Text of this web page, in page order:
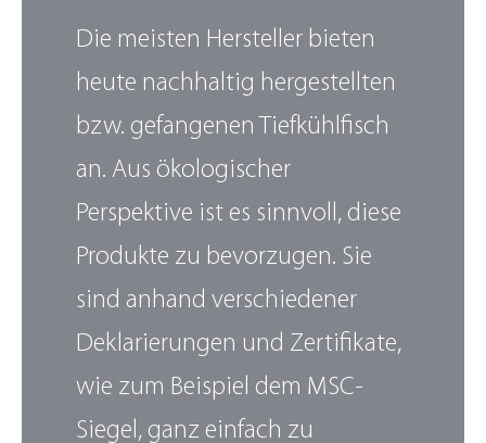
Die meisten Hersteller bieten
heute nachhaltig hergestellten
bzw. gefangenen Tiefkühlfisch
an. Aus ökologischer
Perspektive ist es sinnvoll, diese
Produkte zu bevorzugen. Sie
sind anhand verschiedener
Deklarierungen und Zertifikate,
wie zum Beispiel dem MSC-
Siegel, ganz einfach zu